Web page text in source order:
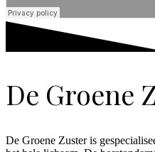
De Groene
De Groene Zuster is